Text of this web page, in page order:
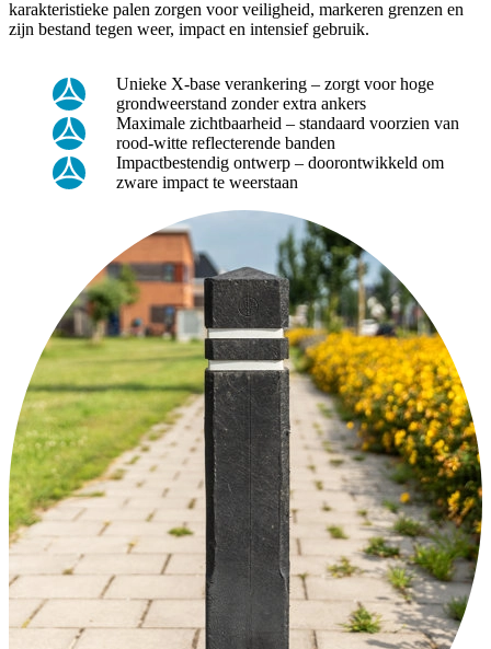
karakteristieke palen zorgen voor veiligheid, markeren grenzen en
zijn bestand tegen weer, impact en intensief gebruik.
Unieke X-base verankering – zorgt voor hoge
grondweerstand zonder extra ankers
Maximale zichtbaarheid – standaard voorzien van
rood-witte reflecterende banden
Impactbestendig ontwerp – doorontwikkeld om
zware impact te weerstaan